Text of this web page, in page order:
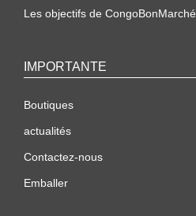
Les objectifs de CongoBonMarché.
IMPORTANTE
Boutiques
actualités
Contactez-nous
Emballer